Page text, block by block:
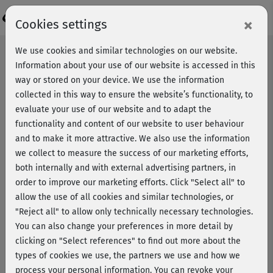
Jumping Fitness® 2 mit Lena
Cookies settings ×
We use cookies and similar technologies on our website.
Information about your use of our website is accessed in this
way or stored on your device. We use the information
collected in this way to ensure the website’s functionality, to
evaluate your use of our website and to adapt the
functionality and content of our website to user behaviour
and to make it more attractive. We also use the information
we collect to measure the success of our marketing efforts,
both internally and with external advertising partners, in
order to improve our marketing efforts. Click "Select all" to
allow the use of all cookies and similar technologies, or
"Reject all" to allow only technically necessary technologies.
You can also change your preferences in more detail by
clicking on "Select references" to find out more about the
types of cookies we use, the partners we use and how we
process your personal information. You can revoke your